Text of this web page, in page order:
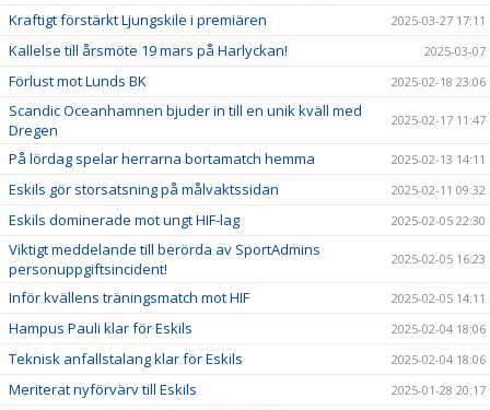
Kraftigt förstärkt Ljungskile i premiären 2025-03-27 17:11
Kallelse till årsmöte 19 mars på Harlyckan! 2025-03-07
Förlust mot Lunds BK 2025-02-18 23:06
Scandic Oceanhamnen bjuder in till en unik kväll med
Dregen
2025-02-17 11:47
På lördag spelar herrarna bortamatch hemma 2025-02-13 14:11
Eskils gör storsatsning på målvaktssidan 2025-02-11 09:32
Eskils dominerade mot ungt HIF-lag 2025-02-05 22:30
Viktigt meddelande till berörda av SportAdmins
personuppgiftsincident!
2025-02-05 16:23
Inför kvällens träningsmatch mot HIF 2025-02-05 14:11
Hampus Pauli klar för Eskils 2025-02-04 18:06
Teknisk anfallstalang klar för Eskils 2025-02-04 18:06
Meriterat nyförvärv till Eskils 2025-01-28 20:17